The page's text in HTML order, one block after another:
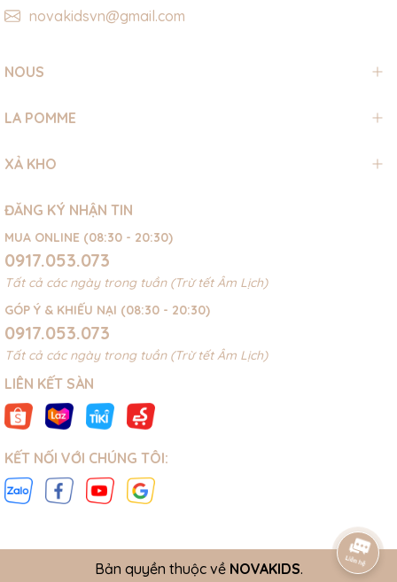
novakidsvn@gmail.com
NOUS
LA POMME
XẢ KHO
ĐĂNG KÝ NHẬN TIN
MUA ONLINE (08:30 - 20:30)
0917.053.073
Tất cả các ngày trong tuần (Trừ tết Âm Lịch)
GÓP Ý & KHIẾU NẠI (08:30 - 20:30)
0917.053.073
Tất cả các ngày trong tuần (Trừ tết Âm Lịch)
LIÊN KẾT SÀN
KẾT NỐI VỚI CHÚNG TÔI:
Bản quyền thuộc về NOVAKIDS.